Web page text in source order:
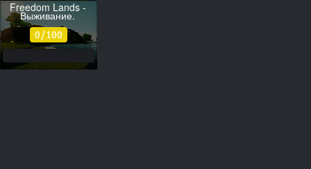
Freedom Lands -
Выживание.
65.108.21.136:25595
0/100